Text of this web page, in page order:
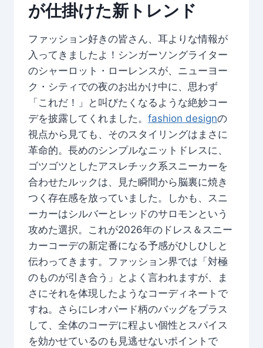
が仕掛けた新トレンド
ファッション好きの皆さん、耳よりな情報が
入ってきましたよ！シンガーソングライター
のシャーロット・ローレンスが、ニューヨー
ク・シティでの夜のお出かけ中に、思わず
「これだ！」と叫びたくなるような絶妙コー
デを披露してくれました。 fashion designの
視点から見ても、そのスタイリングはまさに
革命的。長めのシンプルなニットドレスに、
ゴツゴツとしたアスレチック系スニーカーを
合わせたルックは、見た瞬間から脳裏に焼き
つく存在感を放っていました。しかも、スニ
ーカーはシルバーとレッドのサロモンという
攻めた選択。これが2026年のドレス＆スニー
カーコーデの新定番になる予感がひしひしと
伝わってきます。ファッション界では「対極
のものが引き合う」とよく言われますが、ま
さにそれを体現したようなコーディネートで
すね。さらにレオパード柄のバッグをプラス
して、全体のコーデに程よい個性とスパイス
を効かせているのも見逃せないポイントで